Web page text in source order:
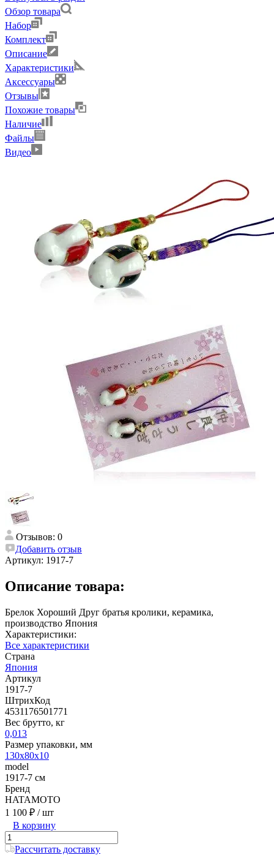
Обзор товара
Набор
Комплект
Описание
Характеристики
Аксессуары
Отзывы
Похожие товары
Наличие
Файлы
Видео
Отзывов: 0
Добавить отзыв
Артикул: 1917-7
Описание товара:
Брелок Хороший Друг братья кролики, керамика,
производство Япония
Характеристики:
Все характеристики
Страна
Япония
Артикул
1917-7
ШтрихКод
4531176501771
Вес брутто, кг
0,013
Размер упаковки, мм
130х80х10
model
1917-7 см
Бренд
HATAMOTO
1 100 ₽ / шт
В корзину
Рассчитать доставку